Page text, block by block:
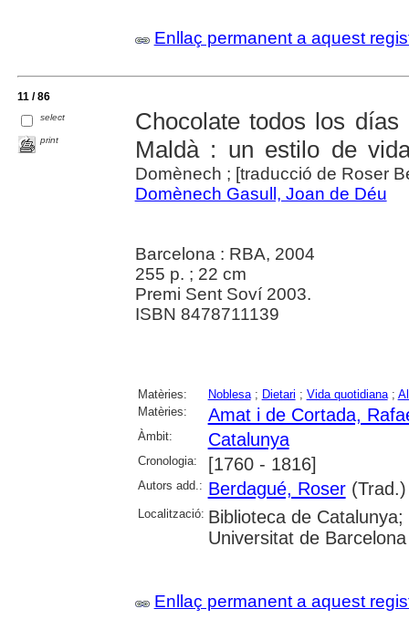
Enllaç permanent a aquest
11 / 86
select
print
Chocolate todos los
Maldà : un estilo de
Domènech ; [traducció de Roser
Domènech Gasull, Joan de Déu
Barcelona : RBA, 2004
255 p. ; 22 cm
Premi Sent Soví 2003.
ISBN 8478711139
Matèries: Noblesa; Dietari ; Vida quotidiana;
Matèries:
Amat i de Cortada,
Àmbit: Catalunya
Cronologia: [1760 - 1816]
Autors add.: Berdagué, Roser(Trad.)
Localització: Biblioteca de
Universitat de Barcelona
Enllaç permanent a aquest